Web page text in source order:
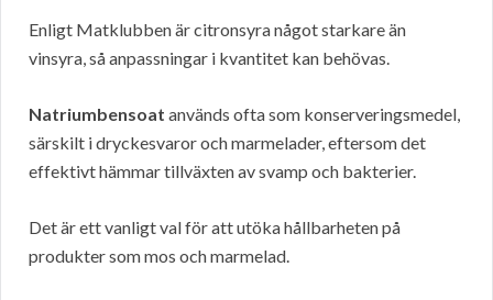
Enligt Matklubben är citronsyra något starkare än
vinsyra, så anpassningar i kvantitet kan behövas.
Natriumbensoat används ofta som konserveringsmedel,
särskilt i dryckesvaror och marmelader, eftersom det
effektivt hämmar tillväxten av svamp och bakterier.
Det är ett vanligt val för att utöka hållbarheten på
produkter som mos och marmelad.